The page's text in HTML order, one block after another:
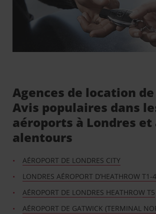
Agences de location
Avis populaires dans
aéroports à Londres et
alentours
AÉROPORT DE LONDRES CITY
LONDRES AÉROPORT D’HEATHROW T1-4
AÉROPORT DE LONDRES HEATHROW T5
AÉROPORT DE GATWICK (TERMINAL